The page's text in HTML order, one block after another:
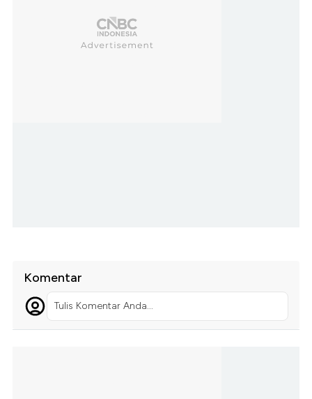
Komentar
Tulis Komentar Anda...